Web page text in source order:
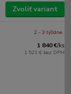
Zvoliť variant
1 840 €/ks
1 521 € bez DPH
2 - 3 týždne